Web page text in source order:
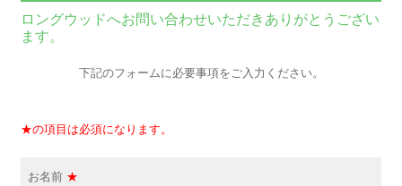
ロングウッドへお問い合わせいただきありがとうござい
ます。
下記のフォームに必要事項をご入力ください。
★の項目は必須になります。
お名前 ★